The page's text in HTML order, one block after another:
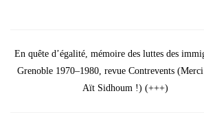
En quête d’égalité, mémoire des luttes des
Gre­noble 1970–1980, revue Contre­vents
Aït Sid­houm !) (+++)